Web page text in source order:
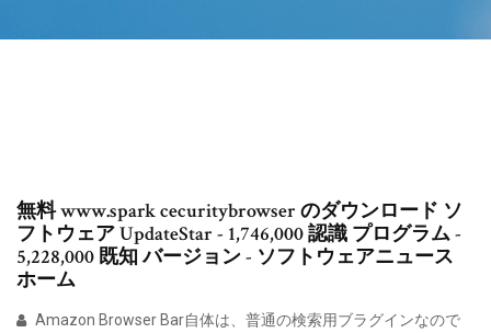
無料 www.spark cecuritybrowser のダウンロード ソ
フトウェア UpdateStar - 1,746,000 認識 プログラム -
5,228,000 既知 バージョン - ソフトウェアニュース
ホーム
Amazon Browser Bar自体は、普通の検索用ブラグインなので